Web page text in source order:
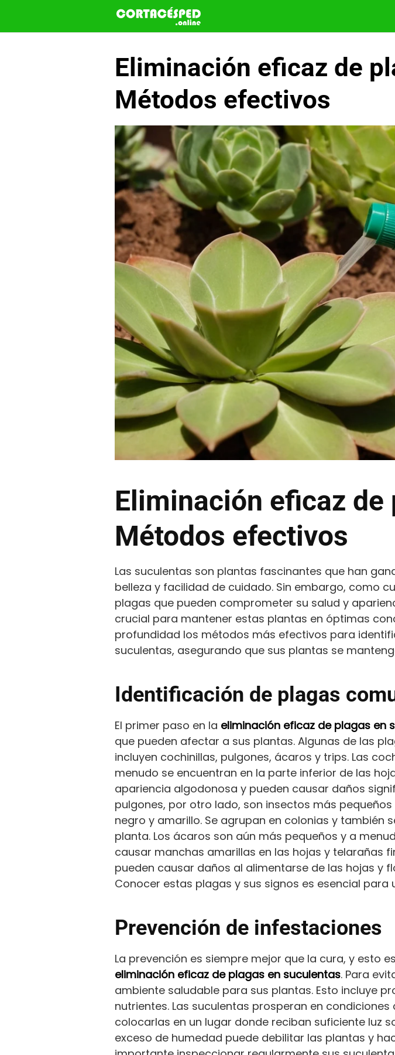
contenido
Eliminación eficaz de
Métodos efectivos
Eliminación eficaz
Métodos efectivos
Las suculentas son plantas fascinantes que han
belleza y facilidad de cuidado. Sin embargo, como
plagas que pueden comprometer su salud y
crucial para mantener estas plantas en óptimas
profundidad los métodos más efectivos para
suculentas, asegurando que sus plantas se
Identificación de plagas
El primer paso en la eliminación eficaz de plagas en
que pueden afectar a sus plantas. Algunas de las
incluyen cochinillas, pulgones, ácaros y trips. Las
menudo se encuentran en la parte inferior de las
apariencia algodonosa y pueden causar daños
pulgones, por otro lado, son insectos más
negro y amarillo. Se agrupan en colonias y también
planta. Los ácaros son aún más pequeños y a
causar manchas amarillas en las hojas y telarañas
pueden causar daños al alimentarse de las hojas y
Conocer estas plagas y sus signos es esencial para
Prevención de infestaciones
La prevención es siempre mejor que la cura, y esto
eliminación eficaz de plagas en suculentas. Para
ambiente saludable para sus plantas. Esto incluye
nutrientes. Las suculentas prosperan en
colocarlas en un lugar donde reciban suficiente luz
exceso de humedad puede debilitar las plantas y